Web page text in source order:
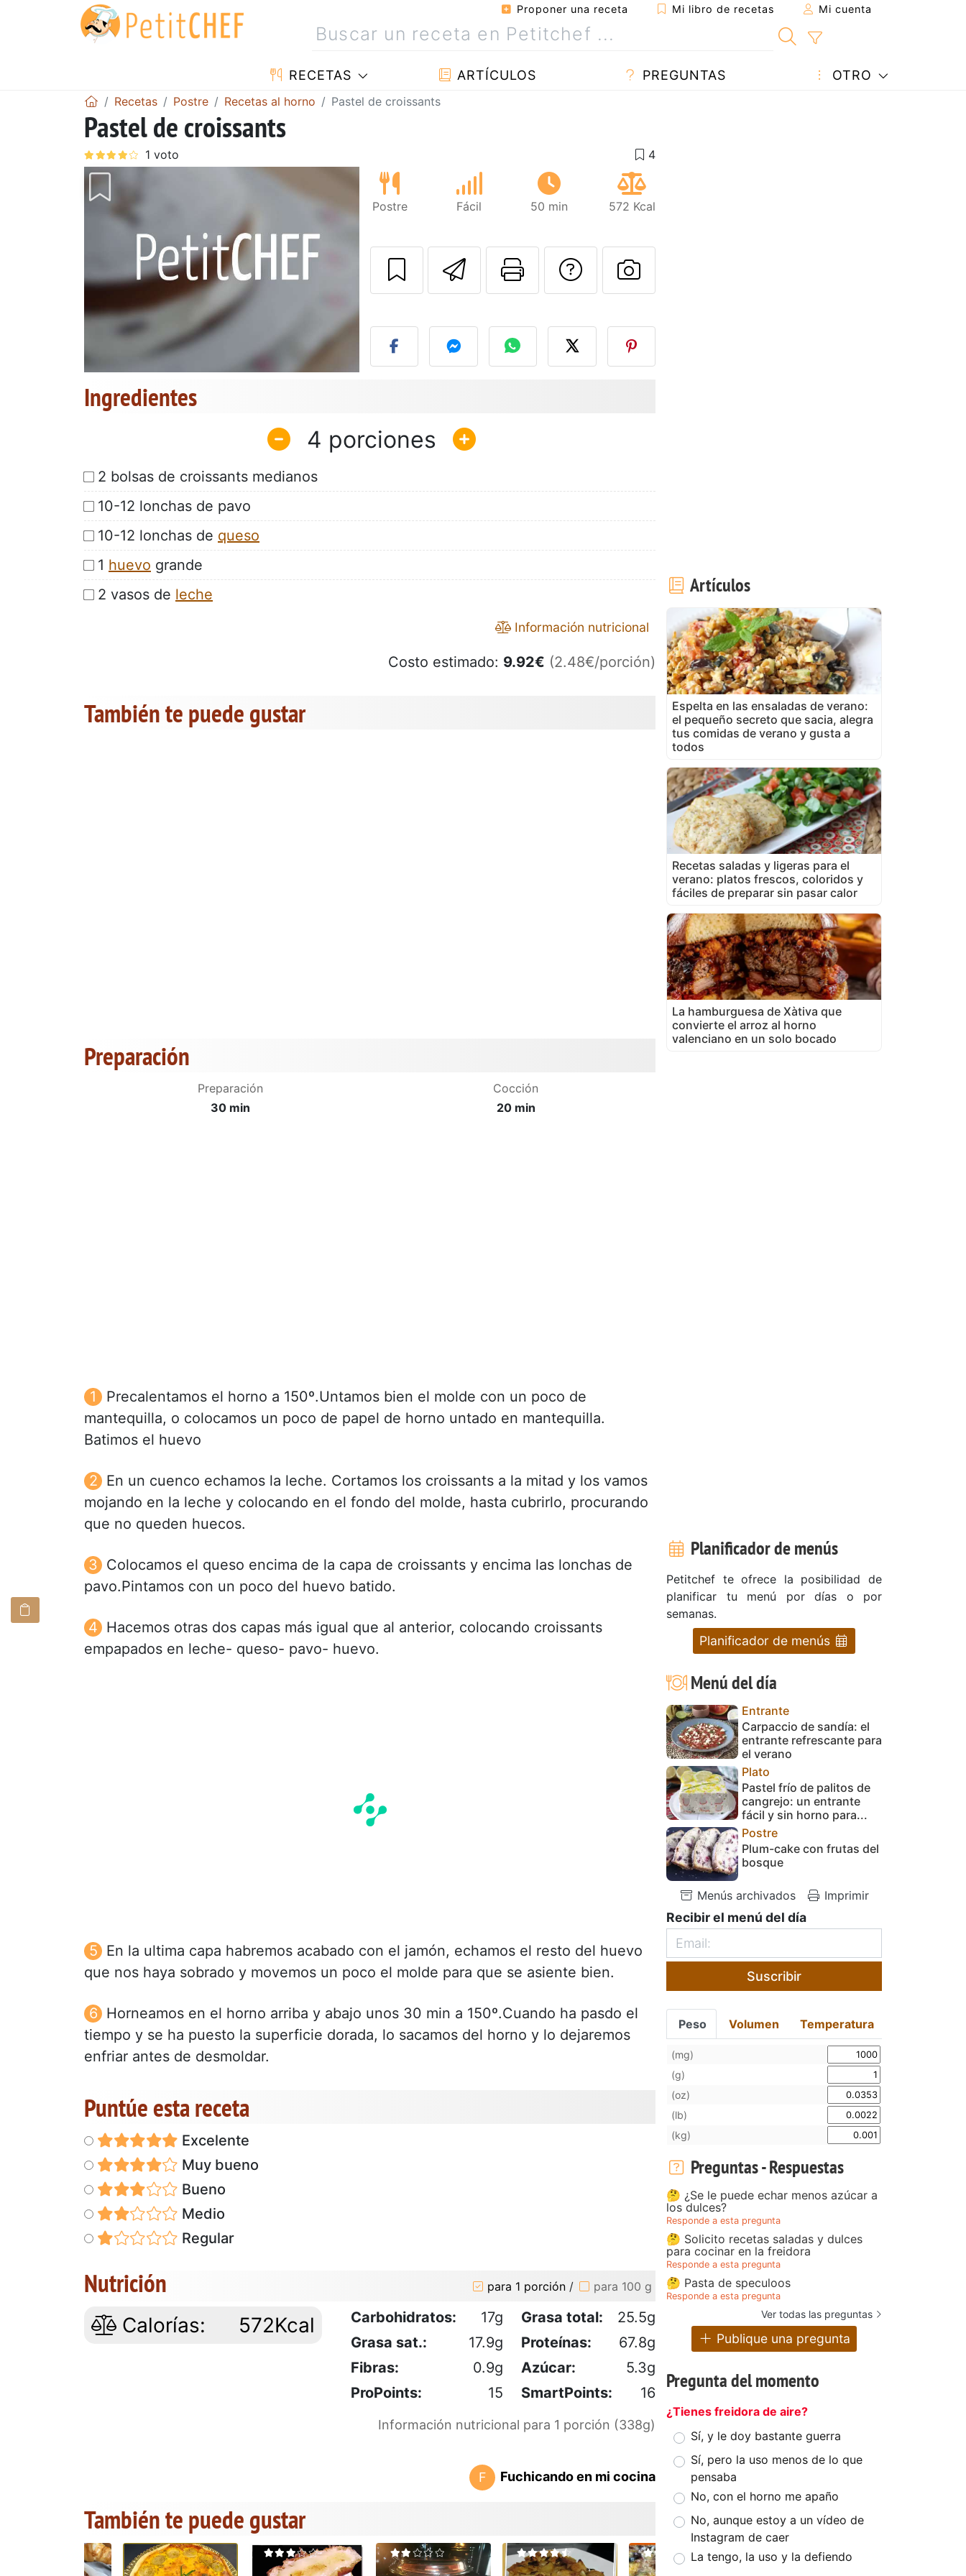
Proponer una receta Mi libro de recetas Mi cuenta
RECETAS ARTÍCULOS PREGUNTAS OTRO
Recetas Postre Recetas al horno Pastel de croissants
Pastel de croissants
Postre Fácil 50 min 572 Kcal
Enviar esta receta a un amigo
Imprimir esta página
Preguntar al autor
Publicar la foto de esta receta
Ingredientes
4
2 bolsas de croissants medianos
10-12 lonchas de pavo
10-12 lonchas de queso
1 huevo grande
2 vasos de leche
Información nutricional
Costo estimado: 9.92€ (2.48€/porción)
También te puede gustar
Preparación
Preparación
30 min
Cocción
20 min
Precalentamos el horno a 150º.Untamos bien el molde con un poco de
mantequilla, o colocamos un poco de papel de horno untado en mantequilla.
Batimos el huevo
En un cuenco echamos la leche. Cortamos los croissants a la mitad y los vamos
mojando en la leche y colocando en el fondo del molde, hasta cubrirlo, procurando
que no queden huecos.
Colocamos el queso encima de la capa de croissants y encima las lonchas de
pavo.Pintamos con un poco del huevo batido.
Hacemos otras dos capas más igual que al anterior, colocando croissants
empapados en leche- queso- pavo- huevo.
En la ultima capa habremos acabado con el jamón, echamos el resto del huevo
que nos haya sobrado y movemos un poco el molde para que se asiente bien.
Horneamos en el horno arriba y abajo unos 30 min a 150º.Cuando ha pasdo el
tiempo y se ha puesto la superficie dorada, lo sacamos del horno y lo dejaremos
enfriar antes de desmoldar.
Puntúe esta receta
Excelente
Muy bueno
Bueno
Medio
Regular
Nutrición para 1 porción / para 100 g
Calorías: 572Kcal Carbohidratos: 17g Grasa total:
25.5g
Grasa sat.:
17.9g Proteínas:
67.8g
Fibras:
0.9g Azúcar:
5.3g
ProPoints:
15 SmartPoints: 16
Información nutricional para 1 porción (338g)
F Fuchicando en mi cocina
También te puede gustar
Artículos
Espelta en las ensaladas de verano:
el pequeño secreto que sacia, alegra
tus comidas de verano y gusta a
todos
Recetas saladas y ligeras para el
verano: platos frescos, coloridos y
fáciles de preparar sin pasar calor
La hamburguesa de Xàtiva que
convierte el arroz al horno
valenciano en un solo bocado
Planificador de menús
Petitchef te ofrece la posibilidad de
planificar tu menú por días o por
semanas.
Planificador de menús
Menú del día
Entrante
Carpaccio de sandía: el
entrante refrescante para
el verano
Plato
Pastel frío de palitos de
cangrejo: un entrante
fácil y sin horno para...
Postre
Plum-cake con frutas del
bosque
Menús archivados Imprimir
Recibir el menú del día
Suscribir
Peso Volumen Temperatura
(mg)
(g)
(oz)
(lb)
(kg)
Preguntas - Respuestas
🤔 ¿Se le puede echar menos azúcar a
los dulces?
Responde a esta pregunta
🤔 Solicito recetas saladas y dulces
para cocinar en la freidora
Responde a esta pregunta
🤔 Pasta de speculoos
Responde a esta pregunta
Ver todas las preguntas
Publique una pregunta
Pregunta del momento
¿Tienes freidora de aire?
Sí, y le doy bastante guerra
Sí, pero la uso menos de lo que
pensaba
No, con el horno me apaño
No, aunque estoy a un vídeo de
Instagram de caer
La tengo, la uso y la defiendo